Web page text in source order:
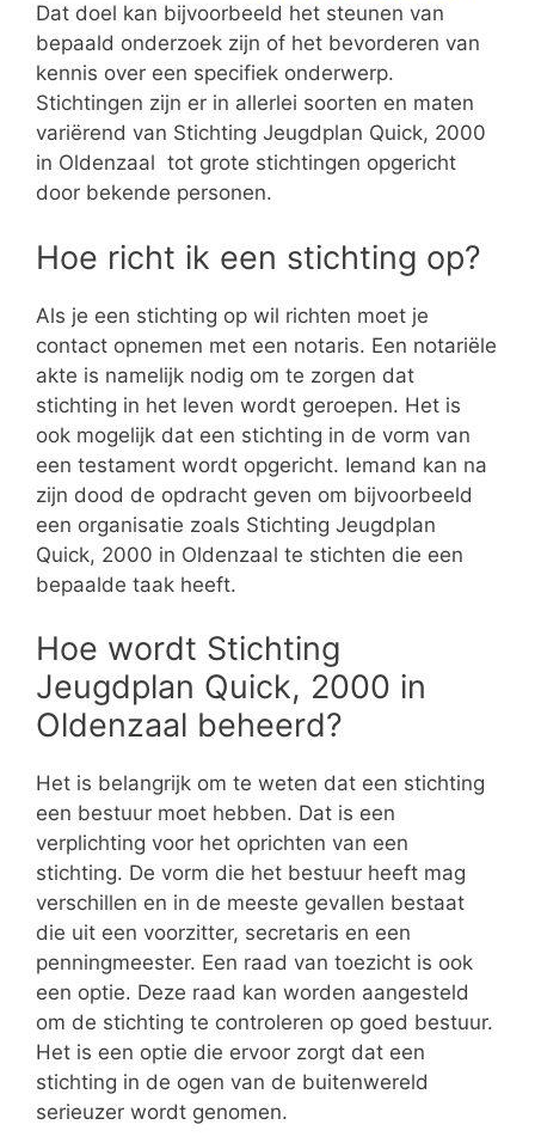
Dat doel kan bijvoorbeeld het steunen van
bepaald onderzoek zijn of het bevorderen van
kennis over een specifiek onderwerp.
Stichtingen zijn er in allerlei soorten en maten
variërend van Stichting Jeugdplan Quick, 2000
in Oldenzaal tot grote stichtingen opgericht
door bekende personen.
Hoe richt ik een stichting op?
Als je een stichting op wil richten moet je
contact opnemen met een notaris. Een notariële
akte is namelijk nodig om te zorgen dat
stichting in het leven wordt geroepen. Het is
ook mogelijk dat een stichting in de vorm van
een testament wordt opgericht. Iemand kan na
zijn dood de opdracht geven om bijvoorbeeld
een organisatie zoals Stichting Jeugdplan
Quick, 2000 in Oldenzaal te stichten die een
bepaalde taak heeft.
Hoe wordt Stichting
Jeugdplan Quick, 2000 in
Oldenzaal beheerd?
Het is belangrijk om te weten dat een stichting
een bestuur moet hebben. Dat is een
verplichting voor het oprichten van een
stichting. De vorm die het bestuur heeft mag
verschillen en in de meeste gevallen bestaat
die uit een voorzitter, secretaris en een
penningmeester. Een raad van toezicht is ook
een optie. Deze raad kan worden aangesteld
om de stichting te controleren op goed bestuur.
Het is een optie die ervoor zorgt dat een
stichting in de ogen van de buitenwereld
serieuzer wordt genomen.